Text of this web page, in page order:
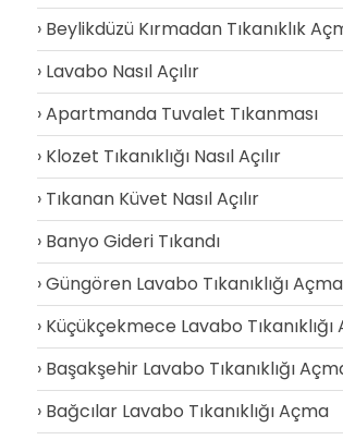
Beylikdüzü Kırmadan Tıkanıklık
Lavabo Nasıl Açılır
Apartmanda Tuvalet Tıkanması
Klozet Tıkanıklığı Nasıl Açılır
Tıkanan Küvet Nasıl Açılır
Banyo Gideri Tıkandı
Güngören Lavabo Tıkanıklığı Açma
Küçükçekmece Lavabo Tıkanıklığı
Başakşehir Lavabo Tıkanıklığı
Bağcılar Lavabo Tıkanıklığı Açma